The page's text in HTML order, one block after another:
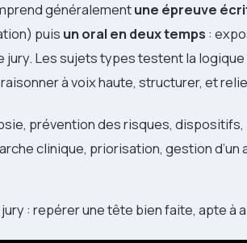
généralementune épreuve
puis un oral en deux temps :
jury. Les sujets types testent la
à voix haute, structurer, et
prévention des risques,
clinique, priorisation, gestion
: repérer une tête bien faite, apte à